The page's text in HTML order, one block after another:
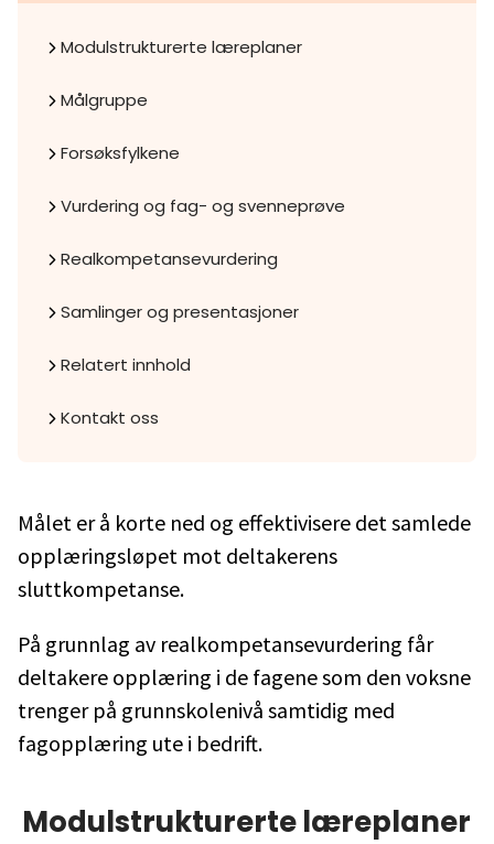
Modulstrukturerte læreplaner
Målgruppe
Forsøksfylkene
Vurdering og fag- og svenneprøve
Realkompetansevurdering
Samlinger og presentasjoner
Relatert innhold
Kontakt oss
Målet er å korte ned og effektivisere det samlede
opplæringsløpet mot deltakerens
sluttkompetanse.
På grunnlag av realkompetansevurdering får
deltakere opplæring i de fagene som den voksne
trenger på grunnskolenivå samtidig med
fagopplæring ute i bedrift.
Modulstrukturerte læreplaner